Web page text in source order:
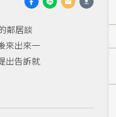
鄰居談
來出來一
出告訴就